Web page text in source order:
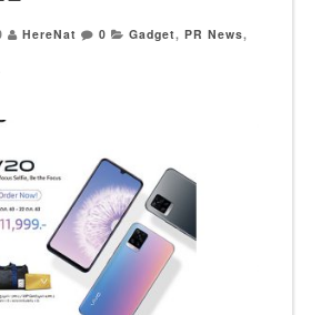
HereNat 0 Gadget, PR News,